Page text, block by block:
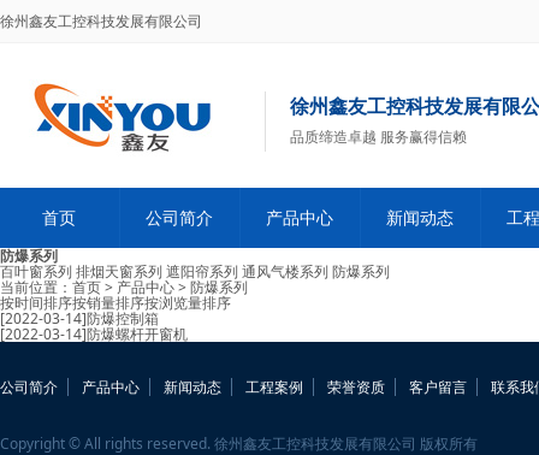
徐州鑫友工控科技发展有限公司
徐州鑫友工控科技发展有限
品质缔造卓越 服务赢得信赖
首页 公司简介 产品中心 新闻动态 工
防爆系列
百叶窗系列 排烟天窗系列 遮阳帘系列 通风气楼系列 防爆系列
当前位置： 首页> 产品中心> 防爆系列
按时间排序按销量排序按浏览量排序
[2022-03-14]防爆控制箱
[2022-03-14]防爆螺杆开窗机
公司简介 产品中心 新闻动态 工程案例 荣誉资质 客户留言 联系我
Copyright © All rights reserved. 徐州鑫友工控科技发展有限公司 版权所有